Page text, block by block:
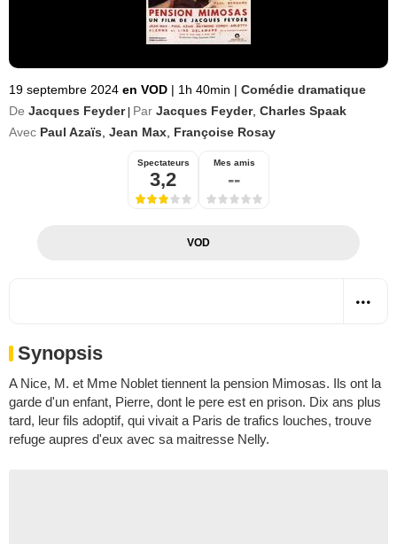
19 septembre 2024 en VOD | 1h 40min | Comédie dramatique
De Jacques Feyder Par Jacques Feyder, Charles Spaak
Avec Paul Azaïs Jean Max Françoise Rosay
Spectateurs
3,2
Mes amis
--
VOD
Synopsis
A Nice, M. et Mme Noblet tiennent la pension Mimosas. Ils ont la
garde d'un enfant, Pierre, dont le pere est en prison. Dix ans plus
tard, leur fils adoptif, qui vivait a Paris de trafics louches, trouve
refuge aupres d'eux avec sa maitresse Nelly.